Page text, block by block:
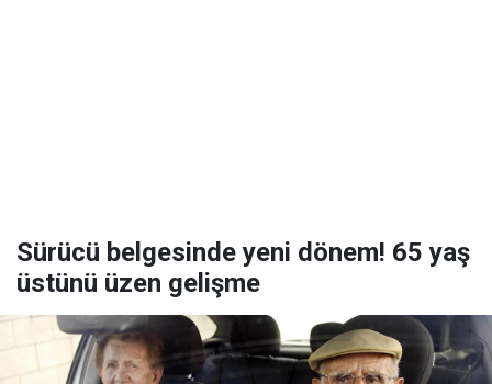
Sürücü belgesinde yeni dönem! 65 yaş
üstünü üzen gelişme